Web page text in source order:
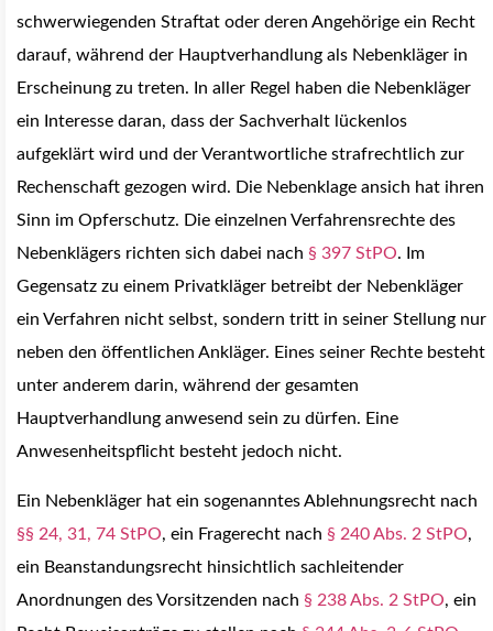
schwerwiegenden Straftat oder deren Angehörige ein Recht
darauf, während der Hauptverhandlung als Nebenkläger in
Erscheinung zu treten. In aller Regel haben die Nebenkläger
ein Interesse daran, dass der Sachverhalt lückenlos
aufgeklärt wird und der Verantwortliche strafrechtlich zur
Rechenschaft gezogen wird. Die Nebenklage ansich hat ihren
Sinn im Opferschutz. Die einzelnen Verfahrensrechte des
Nebenklägers richten sich dabei nach § 397 StPO. Im
Gegensatz zu einem Privatkläger betreibt der Nebenkläger
ein Verfahren nicht selbst, sondern tritt in seiner Stellung nur
neben den öffentlichen Ankläger. Eines seiner Rechte besteht
unter anderem darin, während der gesamten
Hauptverhandlung anwesend sein zu dürfen. Eine
Anwesenheitspflicht besteht jedoch nicht.
Ein Nebenkläger hat ein sogenanntes Ablehnungsrecht nach
§§ 24, 31, 74 StPO, ein Fragerecht nach § 240 Abs. 2 StPO,
ein Beanstandungsrecht hinsichtlich sachleitender
Anordnungen des Vorsitzenden nach § 238 Abs. 2 StPO, ein